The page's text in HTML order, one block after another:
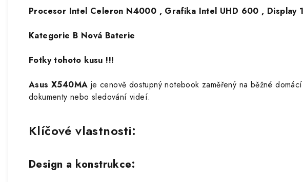
Procesor Intel Celeron N4000 , Grafika Intel UHD 600 , Display
Kategorie B Nová Baterie
Fotky tohoto kusu !!!
Asus X540MA je cenově dostupný notebook zaměřený na běžné
dokumenty nebo sledování videí.
Klíčové vlastnosti:
Design a konstrukce: